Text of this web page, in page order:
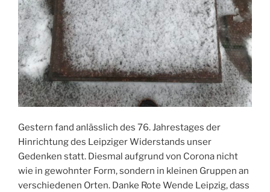
Gestern fand anlässlich des 76. Jahrestages der
Hinrichtung des Leipziger Widerstands unser
Gedenken statt. Diesmal aufgrund von Corona nicht
wie in gewohnter Form, sondern in kleinen Gruppen an
verschiedenen Orten. Danke Rote Wende Leipzig, dass